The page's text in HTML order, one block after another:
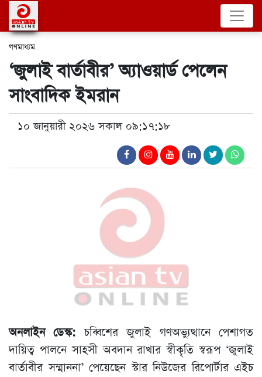
গণমাধ্যম
‘জুলাই বার্তাবীর’ অ্যাওয়ার্ড পেলেন
সাংবাদিক ইমরান
১০ জানুয়ারী ২০২৬ সকাল ০৯:১৭:১৮
অনলাইন ডেস্ক:চব্বিশের জুলাই গণঅভ্যুত্থানে পেশাগত
দায়িত্ব পালনে সাহসী অবদান রাখার স্বীকৃতি স্বরূপ ‘জুলাই
বার্তাবীর সম্মাননা’ পেয়েছেন স্টার নিউজের রিপোর্টার এইচ